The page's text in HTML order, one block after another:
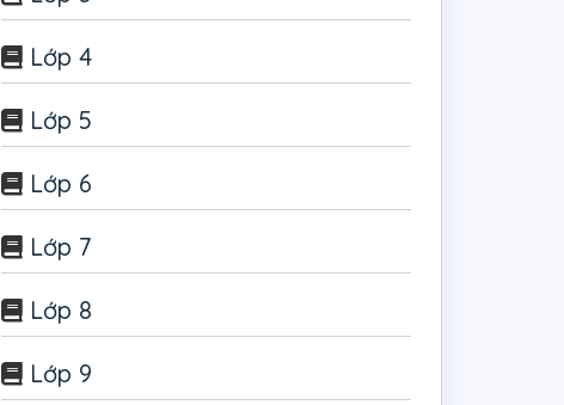
Lớp 4
Lớp 5
Lớp 6
Lớp 7
Lớp 8
Lớp 9